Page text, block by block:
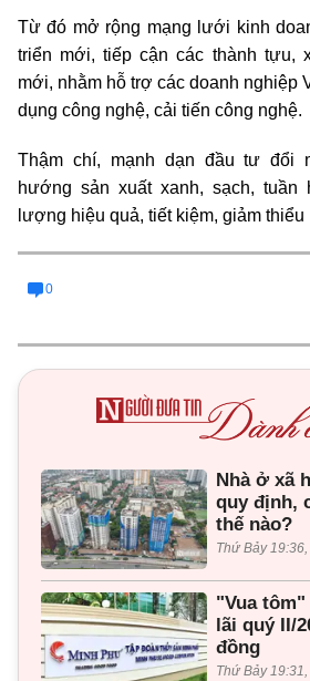
Từ đó mở rộng mạng lưới kinh
triển mới, tiếp cận các thành tựu,
mới, nhằm hỗ trợ các doanh nghiệp
dụng công nghệ, cải tiến công nghệ.
Thậm chí, mạnh dạn đầu tư đổi
hướng sản xuất xanh, sạch, tuần
lượng hiệu quả, tiết kiệm, giảm
0
Nhà ở xã
quy định,
thế nào?
Thứ Bảy
"Vua tôm"
lãi quý II/
đồng
Thứ Bảy